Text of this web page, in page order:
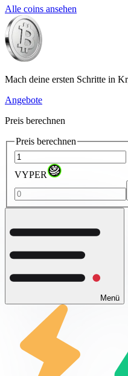
Alle coins ansehen
Mach deine ersten Schritte in
Angebote
Preis berechnen
Preis berechnen
VYPER
Menü